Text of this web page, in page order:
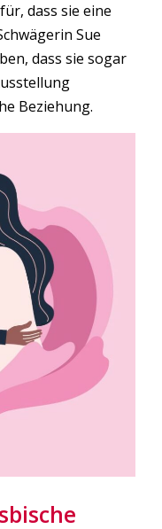
dass sie eine
Sue
dass sie sogar
Beziehung.